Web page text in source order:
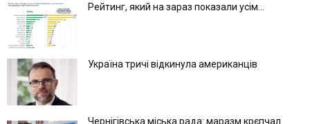
Рейтинг, який на зараз показали усім...
Україна тричі відкинула американців
Чернігівська міська рада: маразм крєпчал